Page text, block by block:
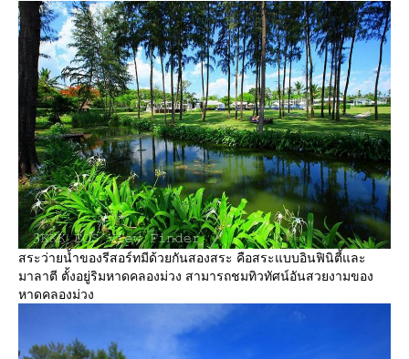
สระว่ายน้ำของรีสอร์ทมีด้วยกันสองสระ คือสระแบบอินฟินิตี้และ
มาลาตี ตั้งอยู่ริมหาดคลองม่วง สามารถชมทิวทัศน์อันสวยงามของ
หาดคลองม่วง